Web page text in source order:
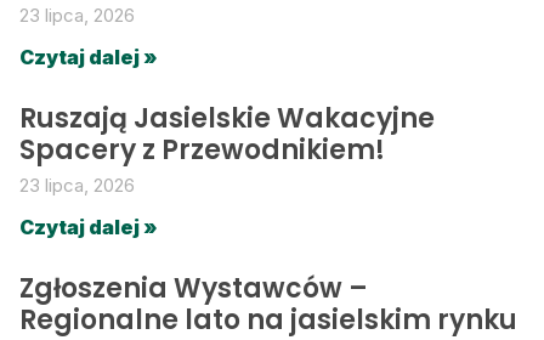
23 lipca, 2026
Czytaj dalej »
Ruszają Jasielskie Wakacyjne
Spacery z Przewodnikiem!
23 lipca, 2026
Czytaj dalej »
Zgłoszenia Wystawców –
Regionalne lato na jasielskim rynku